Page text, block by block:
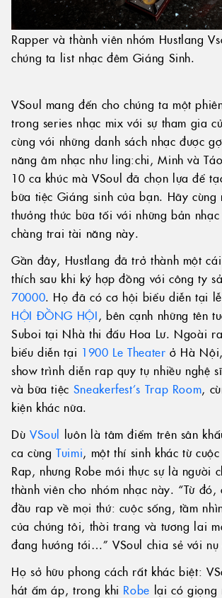
Rapper và thành viên nhóm Hustlang
chúng ta list nhạc đêm Giáng Sinh.
VSoul mang đến cho chúng ta một
trong series nhạc mix với sự tham gia
cùng với những danh sách nhạc được
năng âm nhạc như ling:chi, Minh và
10 ca khúc mà VSoul đã chọn lựa để
bữa tiệc Giáng sinh của bạn. Hãy cùng
thưởng thức bữa tối với những bản
chàng trai tài năng này.
Gần đây, Hustlang đã trở thành một
thích sau khi ký hợp đồng với công ty
70000. Họ đã có cơ hội biểu diễn tại
HỘI ĐỒNG HỘI, bên cạnh những tên
Suboi tại Nhà thi đấu Hoa Lư. Ngoài
biểu diễn tại 1900 Le Theater ở Hà
show trình diễn rap quy tụ nhiều nghệ
và bữa tiệc Sneakerfest’s Trap Room,
kiện khác nữa.
Dù VSoul luôn là tâm điểm trên sân
ca cùngTuimi, một thí sinh khác từ
Rap, nhưng Robe mới thực sự là người
thành viên cho nhóm nhạc này. “Từ
đầu rap về mọi thứ: cuộc sống, tầm
của chúng tôi, thời trang và tương lai
đang hướng tới…” VSoul chia sẻ với nụ
Họ sở hữu phong cách rất khác biệt:
hát ấm áp, trong khi Robe lại có giọng